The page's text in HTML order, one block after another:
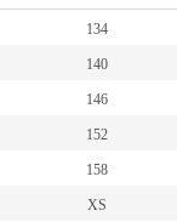
134
140
146
152
158
XS